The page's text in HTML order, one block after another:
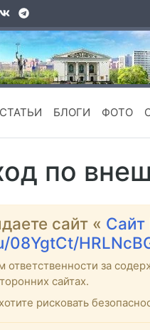
СТАТЬИ БЛОГИ ФОТО
по
сайт « Сайт
08YgtCt/
ответственности за
сайтах.
рисковать